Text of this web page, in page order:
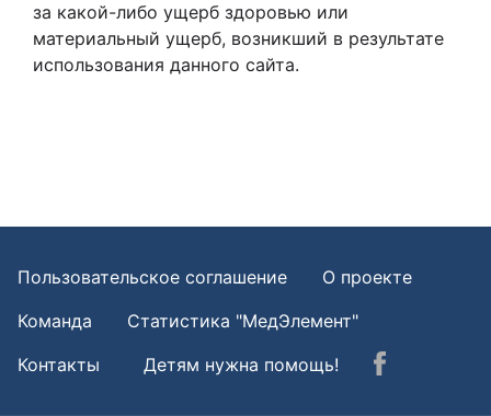
за какой-либо ущерб здоровью или
материальный ущерб, возникший в результате
использования данного сайта.
Пользовательское соглашение
О проекте
Команда
Статистика "МедЭлемент"
Контакты
Детям нужна помощь!